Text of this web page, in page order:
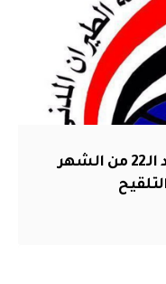
بالوثيقة.. سلطة الطيران تحدد الـ22 من الشهر